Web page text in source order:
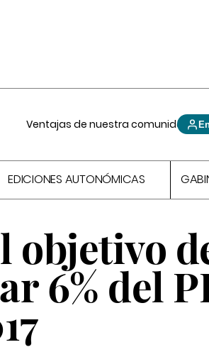
Ventajas de nuestra comunidad
EDICIONES AUTONÓMICAS
objetivo
6% del